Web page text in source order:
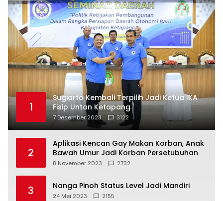
1
Sugiarto Kembali Terpilih Jadi Ketua IKA
Fisip Untan Ketapang
7 Desember 2023 3122
2
Aplikasi Kencan Gay Makan Korban, Anak
Bawah Umur Jadi Korban Persetubuhan
8 November 2023 2732
3 Nanga Pinoh Status Level Jadi Mandiri
24 Mei 2023 2155